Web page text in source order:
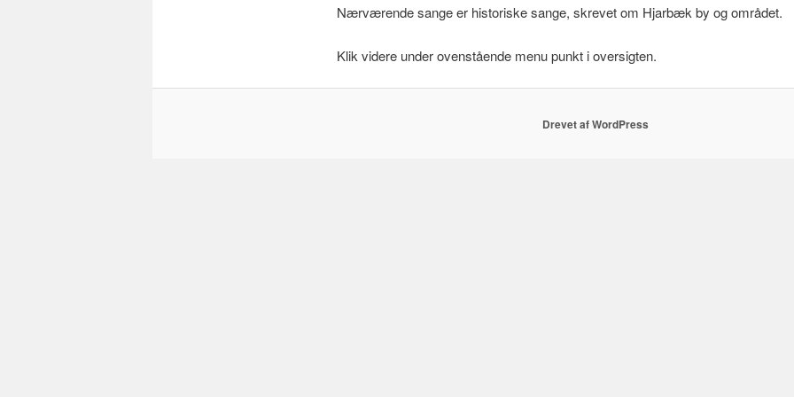
Nærværende sange er historiske sange, skrevet om Hjarbæk by og området.
Klik videre under ovenstående menu punkt i oversigten.
Drevet af WordPress